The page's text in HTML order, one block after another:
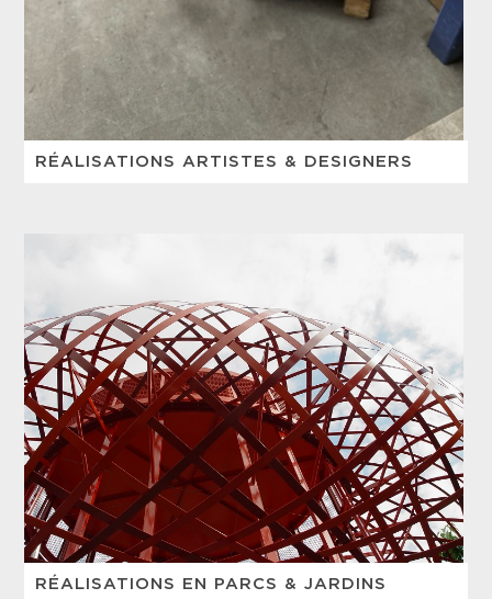
RÉALISATIONS ARTISTES & DESIGNERS
RÉALISATIONS EN PARCS & JARDINS